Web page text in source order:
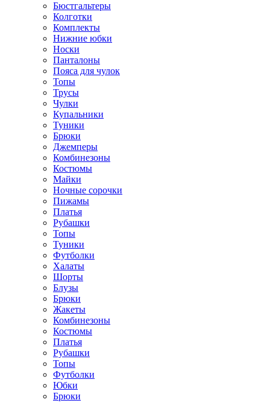
Бюстгальтеры
Колготки
Комплекты
Нижние юбки
Носки
Панталоны
Поясa для чулок
Топы
Трусы
Чулки
Купальники
Туники
Брюки
Джемперы
Комбинезоны
Костюмы
Майки
Ночные сорочки
Пижамы
Платья
Рубашки
Топы
Туники
Футболки
Халаты
Шорты
Блузы
Брюки
Жакеты
Комбинезоны
Костюмы
Платья
Рубашки
Топы
Футболки
Юбки
Брюки